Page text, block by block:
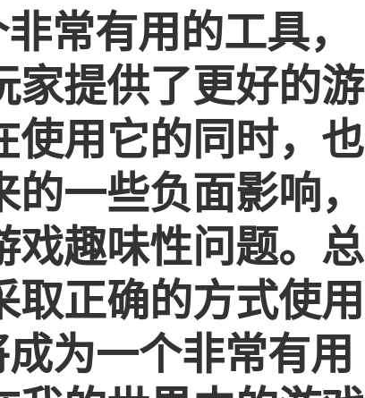
常有用的工具，
家提供了更好的游
使用它的同时，也
一些负面影响，
戏趣味性问题。总
取正确的方式使用
为一个非常有用